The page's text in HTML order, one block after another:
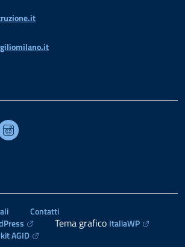
Contatti
Tema grafico ItaliaWP
AGID